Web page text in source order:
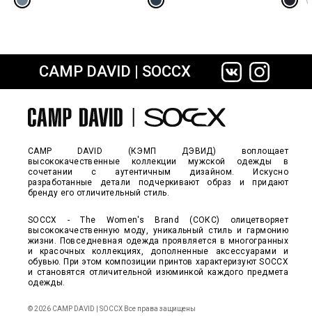
сайте СДЭК
пт,сб 10:00–23:00; вс 10:00–22:00
CAMP DAVID | SOCCX
CAMP DAVID (КЭМП ДЭВИД) воплощает
высококачественные коллекции мужской одежды в
сочетании с аутентичным дизайном. Искусно
разработанные детали подчеркивают образ и придают
бренду его отличительный стиль.
SOCCX - The Women's Brand (СОКС) олицетворяет
высококачественную моду, уникальный стиль и гармонию
жизни. Повседневная одежда проявляется в многогранных
и красочных коллекциях, дополненные аксессуарами и
обувью. При этом композиции принтов характеризуют SOCCX
и становятся отличительной изюминкой каждого предмета
одежды.
© 2026 CAMP DAVID | SOCCX Все права защищены